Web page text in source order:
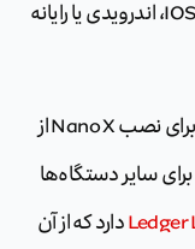
Nano X را می‌توان با استفاده از یک گوشی IOS، اندرویدی یا رایانه
در این مثال راه‌اندازی از آیفون ایکس آر برای برای نصب Nano X از
سایر دستگاه‌ها
Ledger دارد که از آن